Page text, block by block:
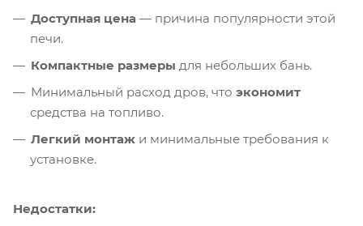
Доступная цена — причина популярности этой
печи.
Компактные размеры для небольших бань.
Минимальный расход дров, что экономит
средства на топливо.
Легкий монтаж и минимальные требования к
установке.
Недостатки: